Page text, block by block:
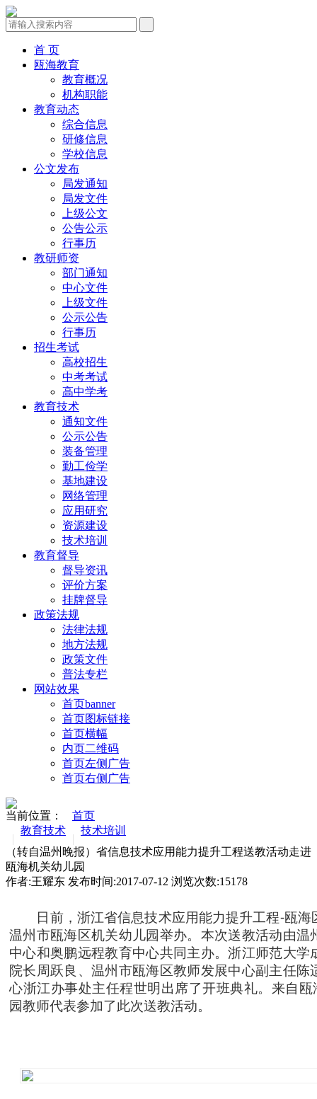
首 页
瓯海教育
教育概况
机构职能
教育动态
综合信息
研修信息
学校信息
公文发布
局发通知
局发文件
上级公文
公告公示
行事历
教研师资
部门通知
中心文件
上级文件
公示公告
行事历
招生考试
高校招生
中考考试
高中学考
教育技术
通知文件
公示公告
装备管理
勤工俭学
基地建设
网络管理
应用研究
资源建设
技术培训
教育督导
督导资讯
评价方案
挂牌督导
政策法规
法律法规
地方法规
政策文件
普法专栏
网站效果
首页banner
首页图标链接
首页横幅
内页二维码
首页左侧广告
首页右侧广告
当前位置：
首页
教育技术
技术培训
（转自温州晚报）省信息技术应用能力提升工程送教活动走进
瓯海机关幼儿园
作者:王耀东 发布时间:2017-07-12 浏览次数:15178
日前，浙江省信息技术应用能力提升工程-瓯
温州市瓯海区机关幼儿园举办。本次送教活动由温
中心和奥鹏远程教育中心共同主办。浙江师范大学
院长周跃良、温州市瓯海区教师发展中心副主任陈
心浙江办事处主任程世明出席了开班典礼。来自
园教师代表参加了此次送教活动。